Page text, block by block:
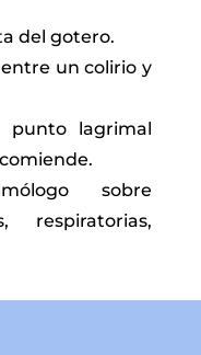
del gotero.
un colirio y
punto lagrimal
sobre
respiratorias,